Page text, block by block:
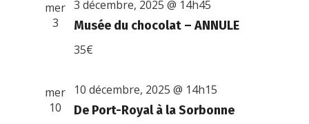
mer
3
Musée du chocolat – ANNULE
3 décembre, 2025 @ 14h45
35€
mer
10
De Port-Royal à la Sorbonne
10 décembre, 2025 @ 14h15